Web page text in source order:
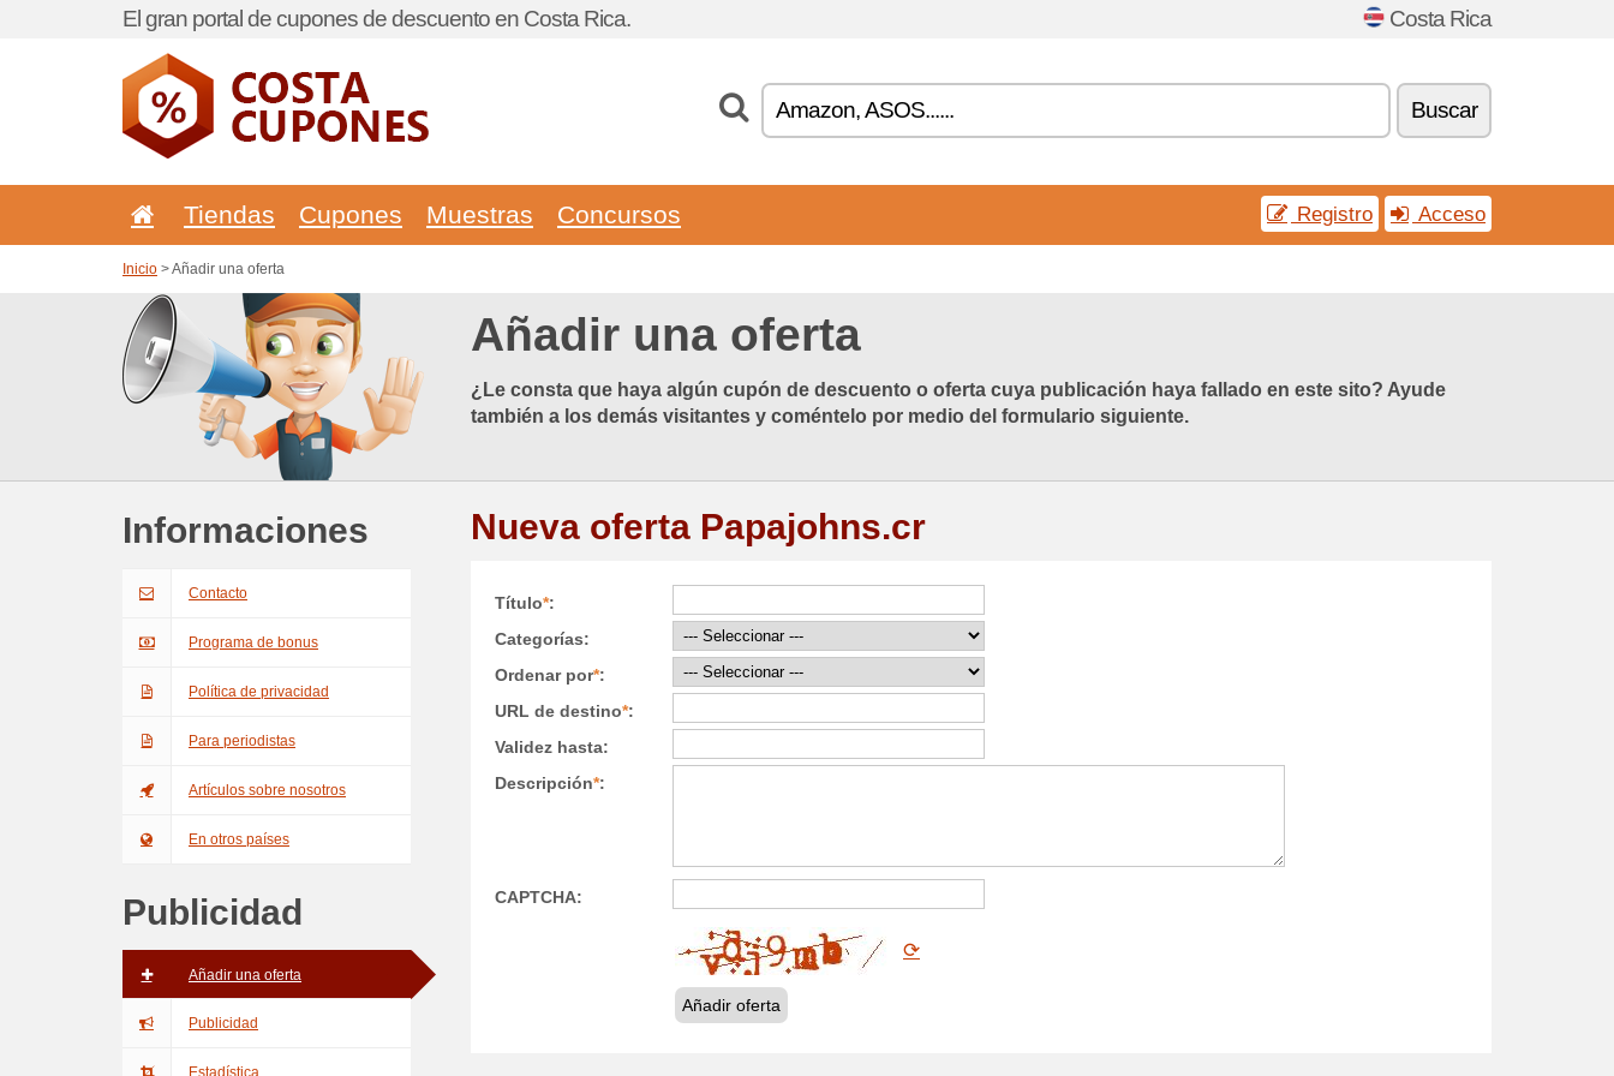
El gran portal de cupones de descuento en Costa Rica. Costa Rica
Buscar
Tiendas Cupones Muestras Concursos Registro Acceso
Inicio > Añadir una oferta
Añadir una oferta
¿Le consta que haya algún cupón de descuento o oferta cuya publicación haya fallado en este sito? Ayude
también a los demás visitantes y coméntelo por medio del formulario siguiente.
Informaciones
Contacto
Programa de bonus
Política de privacidad
Para periodistas
Artículos sobre nosotros
En otros países
Publicidad
Añadir una oferta
Publicidad
Estadística
Nueva oferta Papajohns.cr
Título*:
Categorías:
Ordenar por*:
URL de destino*:
Validez hasta:
Descripción*:
CAPTCHA:
⟳
Añadir oferta